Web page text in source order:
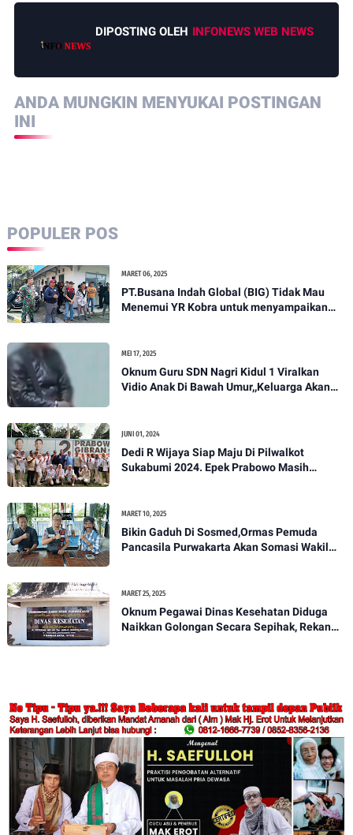
DIPOSTING OLEH INFONEWS WEB NEWS
ANDA MUNGKIN MENYUKAI POSTINGAN
INI
POPULER POS
MARET 06, 2025
PT.Busana Indah Global (BIG) Tidak Mau
Menemui YR Kobra untuk menyampaikan
MEI 17, 2025
Oknum Guru SDN Nagri Kidul 1 Viralkan
Vidio Anak Di Bawah Umur,,Keluarga Akan
JUNI 01, 2024
Dedi R Wijaya Siap Maju Di Pilwalkot
Sukabumi 2024. Epek Prabowo Masih
MARET 10, 2025
Bikin Gaduh Di Sosmed,Ormas Pemuda
Pancasila Purwakarta Akan Somasi Wakil
MARET 25, 2025
Oknum Pegawai Dinas Kesehatan Diduga
Naikkan Golongan Secara Sepihak, Rekan